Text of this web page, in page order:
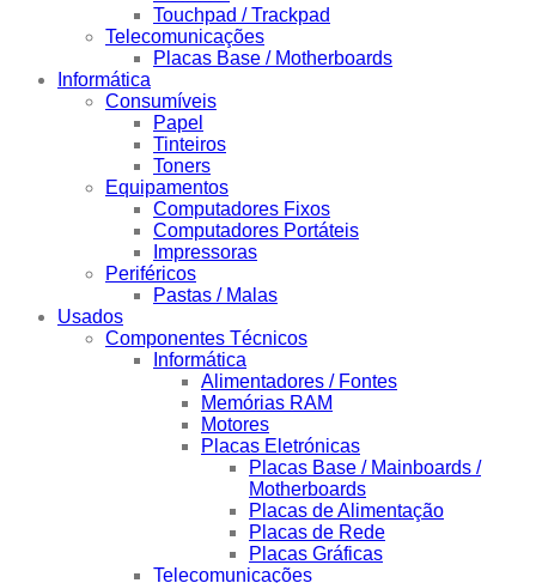
Touchpad / Trackpad
Telecomunicações
Placas Base / Motherboards
Informática
Consumíveis
Papel
Tinteiros
Toners
Equipamentos
Computadores Fixos
Computadores Portáteis
Impressoras
Periféricos
Pastas / Malas
Usados
Componentes Técnicos
Informática
Alimentadores / Fontes
Memórias RAM
Motores
Placas Eletrónicas
Placas Base / Mainboards /
Motherboards
Placas de Alimentação
Placas de Rede
Placas Gráficas
Telecomunicações